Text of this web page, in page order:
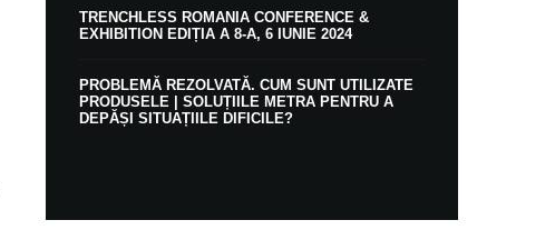
TRENCHLESS ROMANIA CONFERENCE &
EXHIBITION EDIȚIA A 8-A, 6 IUNIE 2024
PROBLEMĂ REZOLVATĂ. CUM SUNT UTILIZATE
PRODUSELE | SOLUȚIILE METRA PENTRU A
DEPĂȘI SITUAȚIILE DIFICILE?